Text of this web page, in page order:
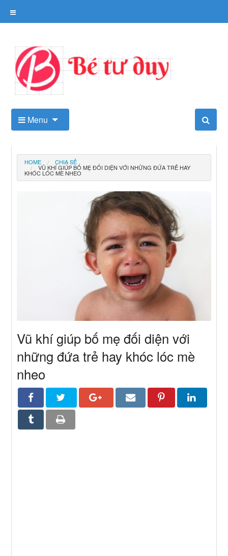
Kho tài liệu tư duy cho trẻ
Menu
HOME CHIA SẺ
VŨ KHÍ GIÚP BỐ MẸ ĐỐI DIỆN VỚI NHỮNG ĐỨA TRẺ HAY
KHÓC LÓC MÈ NHEO
Vũ khí giúp bố mẹ đối diện với
những đứa trẻ hay khóc lóc mè
nheo